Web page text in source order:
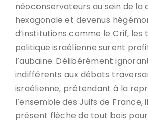
néoconservateurs au sein de la
hexagonale et devenus
d’institutions comme le Crif, les
politique israélienne surent
l’aubaine. Délibérément
indifférents aux débats
israélienne, prétendant à la
l’ensemble des Juifs de France,
présent flèche de tout bois